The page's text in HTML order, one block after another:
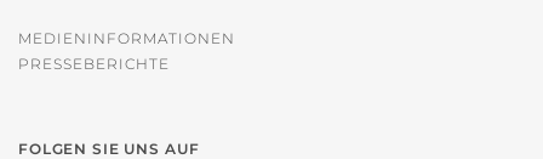
MEDIENINFORMATIONEN
PRESSEBERICHTE
FOLGEN SIE UNS AUF